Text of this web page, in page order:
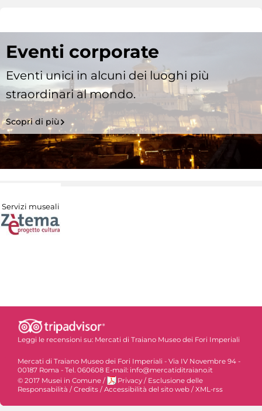
Eventi corporate
Eventi unici in alcuni dei luoghi più
straordinari al mondo.
Scopri di più
Servizi museali
Leggi le recensioni su: Mercati di Traiano Museo dei Fori Imperiali
Mercati di Traiano Museo dei Fori Imperiali - Via IV Novembre 94 -
00187 Roma - Tel. 060608 E-mail: info@mercatiditraiano.it
© 2017 Musei in Comune / Privacy / Esclusione delle
Responsabilità /Credits /Accessibilità del sito web /XML-rss